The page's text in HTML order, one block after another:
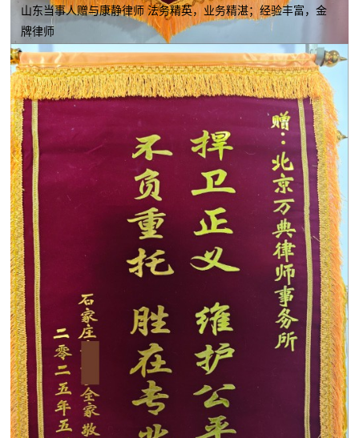
山东当事人赠与康静律师 法务精英，业务精湛；经验丰富，金
牌律师